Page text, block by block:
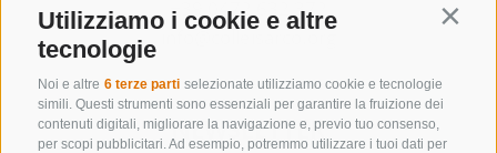
Utilizziamo i cookie e altre
tecnologie
Noi e altre 6 terze parti selezionate utilizziamo cookie e tecnologie
simili. Questi strumenti sono essenziali per garantire la fruizione dei
contenuti digitali, migliorare la navigazione e, previo tuo consenso,
per scopi pubblicitari. Ad esempio, potremmo utilizzare i tuoi dati per
+39 0472 632 372
info@colleisarco.org
NEWSLETTER